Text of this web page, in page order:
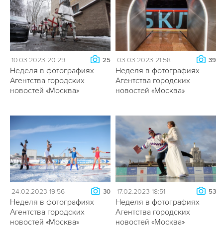
10.03.2023 20:29 25
Неделя в фотографиях
Агентства городских
новостей «Москва»
03.03.2023 21:58 39
Неделя в фотографиях
Агентства городских
новостей «Москва»
24.02.2023 19:56 30
Неделя в фотографиях
Агентства городских
новостей «Москва»
17.02.2023 18:51 53
Неделя в фотографиях
Агентства городских
новостей «Москва»